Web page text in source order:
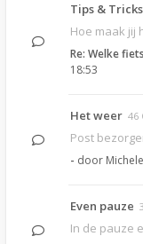
Tips & Tricks
Hoe maak jij
Re: Welke
18:53
Het weer 46
Post
- door
Even pauze
In de pauze